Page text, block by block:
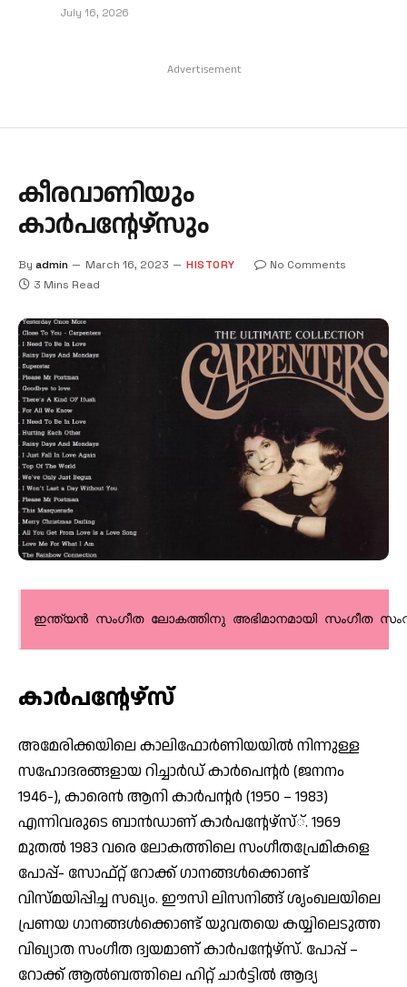
July 16, 2026
Advertisement
കീരവാണിയും
കാര്‍പന്റേഴ്സും
By admin March 16, 2023 HISTORY
No Comments
3 Mins Read
കാര്‍പന്റേഴ്‌സ്
അമേരിക്കയിലെ കാലിഫോര്‍ണിയയില്‍ നിന്നുള്ള
സഹോദരങ്ങളായ റിച്ചാര്‍ഡ് കാര്‍പെന്റര്‍ (ജനനം
1946-), കാരെന്‍ ആനി കാര്‍പന്റര്‍ (1950 – 1983)
എന്നിവരുടെ ബാന്‍ഡാണ് കാര്‍പന്റേഴ്‌സ്്. 1969
മുതല്‍ 1983 വരെ ലോകത്തിലെ സംഗീതപ്രേമികളെ
പോപ്പ്- സോഫ്റ്റ് റോക്ക് ഗാനങ്ങള്‍ക്കൊണ്ട്
വിസ്മയിപ്പിച്ച സഖ്യം. ഈസി ലിസനിങ്ങ് ശൃംഖലയിലെ
പ്രണയ ഗാനങ്ങള്‍ക്കൊണ്ട് യുവതയെ കയ്യിലെടുത്ത
വിഖ്യാത സംഗീത ദ്വയമാണ് കാര്‍പന്റേഴ്‌സ്. പോപ്പ് –
റോക്ക് ആല്‍ബത്തിലെ ഹിറ്റ് ചാര്‍ട്ടില്‍ ആദ്യ